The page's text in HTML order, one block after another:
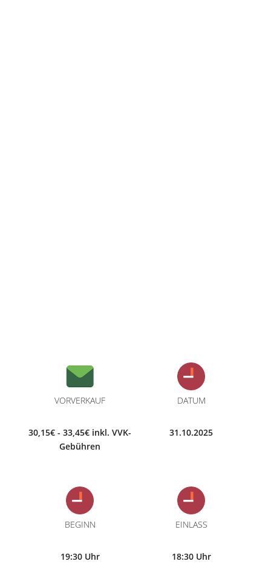
VORVERKAUF
30,15€ - 33,45€ inkl. VVK-
Gebühren
DATUM
31.10.2025
BEGINN
19:30 Uhr
EINLASS
18:30 Uhr